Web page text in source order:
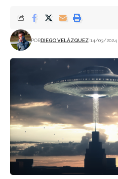
PORDIEGO VELÁZQUEZ 14/03/2024